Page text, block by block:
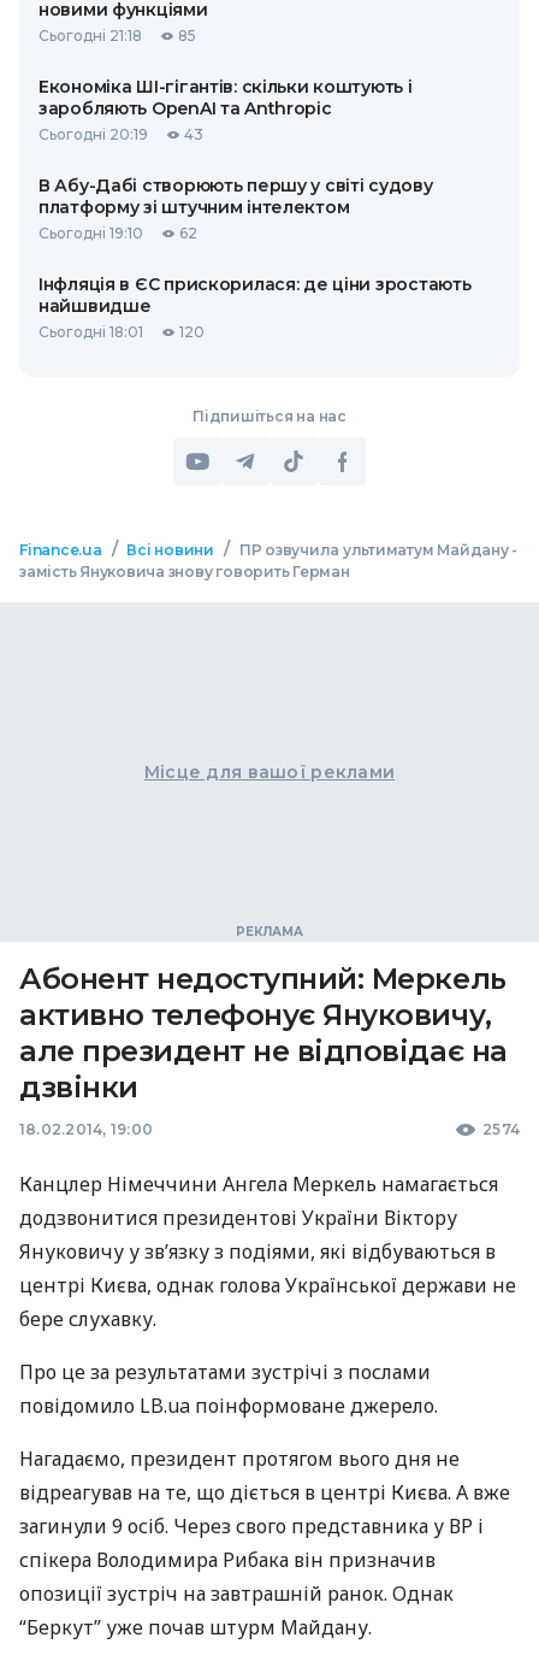
новими функціями
Сьогодні 21:18 85
Економіка ШІ-гігантів: скільки коштують і
заробляють OpenAI та Anthropic
Сьогодні 20:19 43
В Абу-Дабі створюють першу у світі судову
платформу зі штучним інтелектом
Сьогодні 19:10 62
Інфляція в ЄС прискорилася: де ціни зростають
найшвидше
Сьогодні 18:01 120
Підпишіться на нас
Finance.ua / Всі новини /
ПР озвучила ультиматум Майдану -
замість Януковича знову говорить Герман
Місце для вашої реклами
Абонент недоступний: Меркель
активно телефонує Януковичу,
але президент не відповідає на
дзвінки
18.02.2014, 19:00 2574
Канцлер Німеччини Ангела Меркель намагається
додзвонитися президентові України Віктору
Януковичу у зв’язку з подіями, які відбуваються в
центрі Києва, однак голова Української держави не
бере слухавку.
Про це за результатами зустрічі з послами
повідомило LB.ua поінформоване джерело.
Нагадаємо, президент протягом вього дня не
відреагував на те, що діється в центрі Києва. А вже
загинули 9 осіб. Через свого представника у ВР і
спікера Володимира Рибака він призначив
опозиції зустріч на завтрашній ранок. Однак
“Беркут” уже почав штурм Майдану.